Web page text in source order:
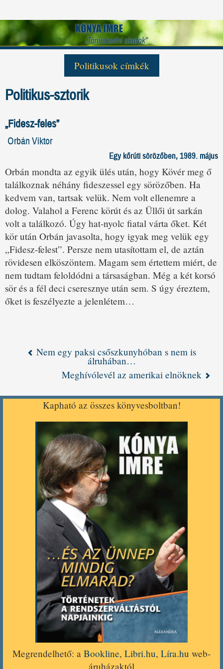
Politikusok címkék
Gulyás Gergely Helmut Kohl
Medgyessy Péter
Pozsgay Imre
Szili Katalin
Torgyán József
Politikus-sztorik
„Fidesz-feles”
Orbán Viktor
Egy kőrúti sörözőben, 1989. május
Orbán mondta az egyik ülés után, hogy Kövér meg ő
találkoznak néhány fideszessel egy sörözőben. Ha
kedvem van, tartsak velük. Nem volt ellenemre a
dolog. Valahol a Ferenc körút és az Üllői út sarkán
volt a találkozó. Úgy hat-nyolc fiatal várta őket. Két
kör után Orbán javasolta, hogy igyak meg velük egy
„Fidesz-felest”. Persze nem utasítottam el, de aztán
rövidesen elköszöntem. Magam sem értettem miért, de
nem tudtam feloldódni a társaságban. Még a két korsó
sör és a fél deci cseresznye után sem. S úgy éreztem,
őket is feszélyezte a jelenlétem…
Nem egy paksi csőszkunyhóban s nem is
álruhában…
Meghívólevél az amerikai elnöknek
Kapható az összes könyvesboltban!
Megrendelhető: a Bookline, Libri.hu, Líra.hu web-
áruházaktól